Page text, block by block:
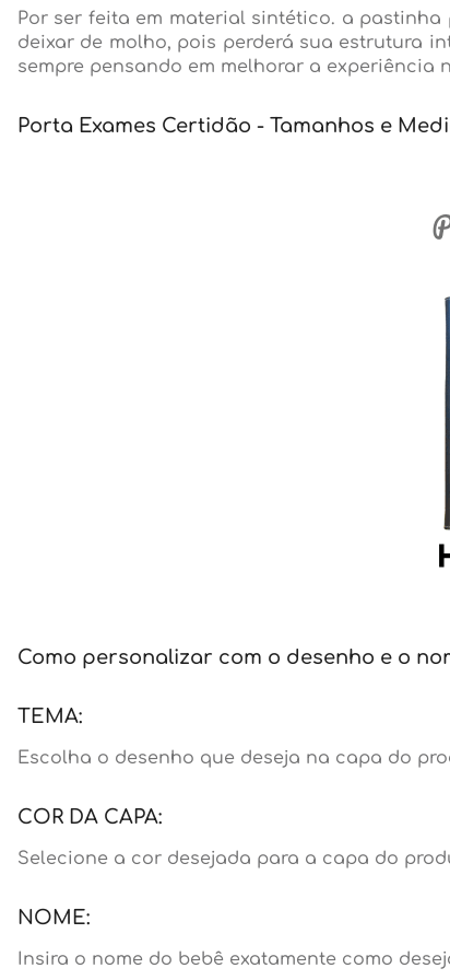
Por ser feita em material sintético. a
deixar de molho, pois perderá sua estrutura
sempre pensando em melhorar a experiência
Porta Exames Certidão - Tamanhos e
Como personalizar com o desenho e o
TEMA:
Escolha o desenho que deseja na capa do
COR DA CAPA:
Selecione a cor desejada para a capa do
NOME:
Insira o nome do bebê exatamente como